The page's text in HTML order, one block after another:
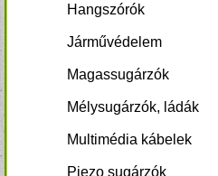
Hangszórók
Járművédelem
Magassugárzók
Mélysugárzók, ládák
Multimédia kábelek
Piezo sugárzók